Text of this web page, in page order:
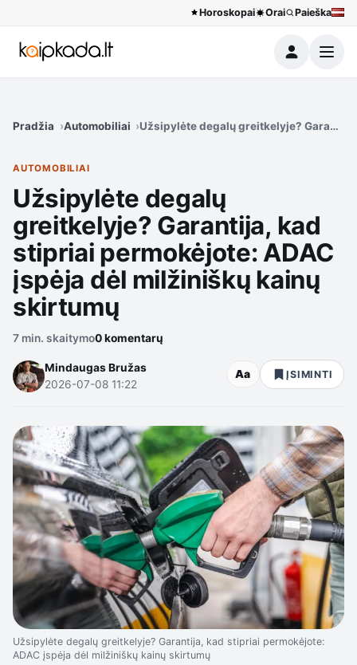
Horoskopai Orai Paieška
Meniu
Pradžia Automobiliai Užsipylėte degalų greitkelyje?
AUTOMOBILIAI
Užsipylėte degalų
greitkelyje? Garantija, kad
stipriai permokėjote: ADAC
įspėja dėl milžiniškų kainų
skirtumų
7 min. skaitymo0 komentarų
Mindaugas Bružas
2026-07-08 11:22
Aa ĮSIMINTI
Užsipylėte degalų greitkelyje? Garantija, kad stipriai permokėjote:
ADAC įspėja dėl milžiniškų kainų skirtumų